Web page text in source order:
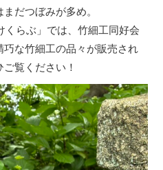
だつぼみが多め。
くらぶ」では、竹細工同好会
な竹細工の品々が販売され
覧ください！